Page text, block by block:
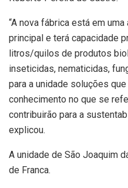
“A nova fábrica está em
principal e terá capacidade
litros/quilos de produtos
inseticidas, nematicidas,
para a unidade soluções
conhecimento no que se
contribuirão para a
explicou.
A unidade de São Joaquim
de Franca.